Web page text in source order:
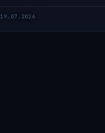
19.07.2026